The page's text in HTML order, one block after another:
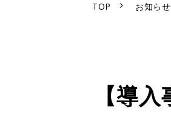
TOP お知らせ
【導